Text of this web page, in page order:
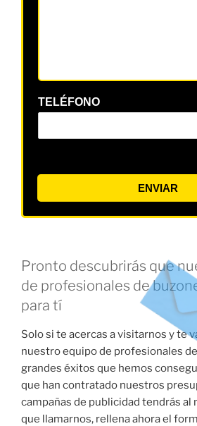
TELÉFONO
ENVIAR
Pronto descubrirás que
de profesionales de
para tí
Solo si te acercas a visitarnos y te
nuestro equipo de profesionales
grandes éxitos que hemos
que han contratado nuestros
campañas de publicidad tendrás al
que llamarnos, rellena ahora el